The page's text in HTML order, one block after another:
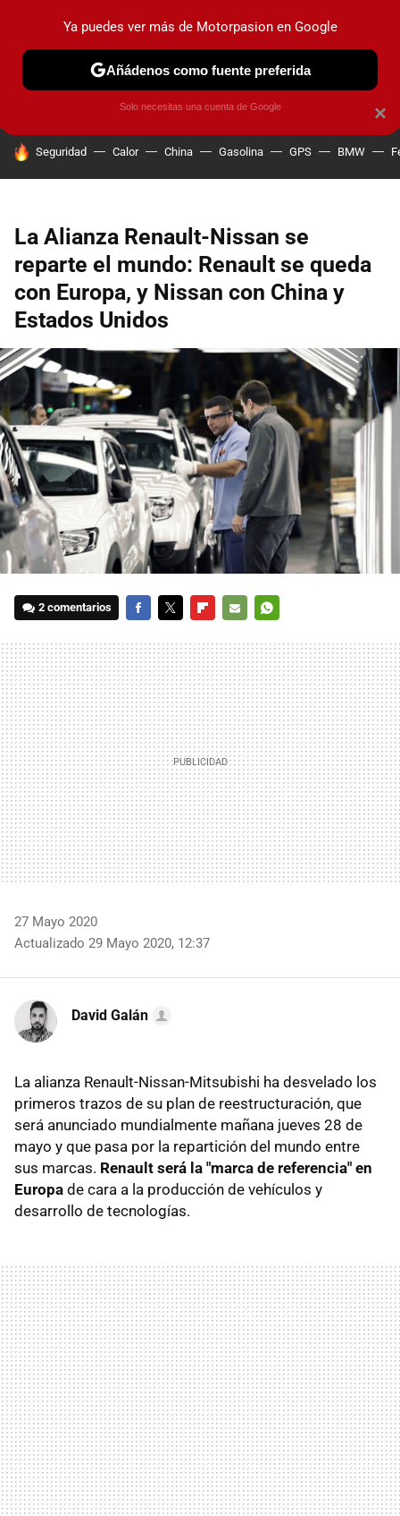
PRUEBAS COCHES ELÉCTRICOS OBSERVATORIO
HOY SE HABLA DE
Seguridad Calor China Gasolina GPS BMW
La Alianza Renault-Nissan se
reparte el mundo: Renault se queda
con Europa, y Nissan con China y
Estados Unidos
2 comentarios
MAIL
27 Mayo 2020
Actualizado 29 Mayo 2020, 12:37
David Galán
La alianza Renault-Nissan-Mitsubishi ha desvelado los
primeros trazos de su plan de reestructuración, que
será anunciado mundialmente mañana jueves 28 de
mayo y que pasa por la repartición del mundo entre
sus marcas. Renault será la "marca de referencia" en
Europa de cara a la producción de vehículos y
desarrollo de tecnologías.
×
Ya puedes ver más de Motorpasion en Google
Añádenos como fuente preferida
Solo necesitas una cuenta de Google